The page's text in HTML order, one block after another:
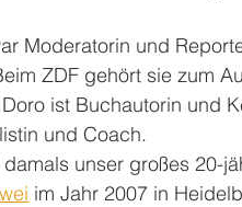
Moderatorin und
ZDF gehört sie zum
ist Buchautorin und
und Coach.
unser großes 20-
im Jahr 2007 in